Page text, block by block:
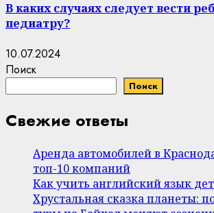
В каких случаях следует вести
педиатру?
10.07.2024
Поиск
Поиск
Свежие ответы
Аренда автомобилей в
топ-10 компаний
Как учить английский язык
Хрустальная сказка планеты: